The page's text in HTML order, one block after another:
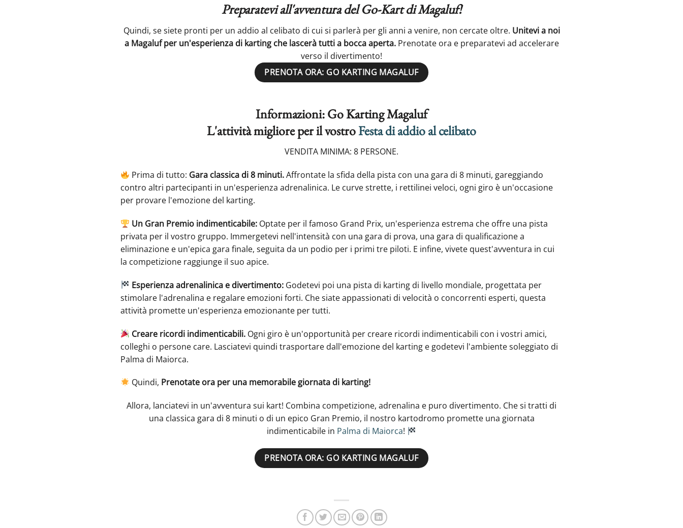
Preparatevi all'avventura del Go-Kart di Magaluf!
Quindi, se siete pronti per un addio al celibato di cui si parlerà per gli anni a venire, non cercate oltre. Unitevi a noi
a Magaluf per un'esperienza di karting che lascerà tutti a bocca aperta.Prenotate ora e preparatevi ad accelerare
verso il divertimento!
PRENOTA ORA: GO KARTING MAGALUF
Informazioni: Go Karting Magaluf
L'attività migliore per il vostroFesta di addio al celibato
VENDITA MINIMA: 8 PERSONE.
Prima di tutto: Gara classica di 8 minuti.Affrontate la sfida della pista con una gara di 8 minuti, gareggiando
contro altri partecipanti in un'esperienza adrenalinica. Le curve strette, i rettilinei veloci, ogni giro è un'occasione
per provare l'emozione del karting.
Un Gran Premio indimenticabile: Optate per il famoso Grand Prix, un'esperienza estrema che offre una pista
privata per il vostro gruppo. Immergetevi nell'intensità con una gara di prova, una gara di qualificazione a
eliminazione e un'epica gara finale, seguita da un podio per i primi tre piloti. E infine, vivete quest'avventura in cui
la competizione raggiunge il suo apice.
Esperienza adrenalinica e divertimento: Godetevi poi una pista di karting di livello mondiale, progettata per
stimolare l'adrenalina e regalare emozioni forti. Che siate appassionati di velocità o concorrenti esperti, questa
attività promette un'esperienza emozionante per tutti.
Creare ricordi indimenticabili. Ogni giro è un'opportunità per creare ricordi indimenticabili con i vostri amici,
colleghi o persone care. Lasciatevi quindi trasportare dall'emozione del karting e godetevi l'ambiente soleggiato di
Palma di Maiorca.
Quindi, Prenotate ora per una memorabile giornata di karting!
Allora, lanciatevi in un'avventura sui kart! Combina competizione, adrenalina e puro divertimento. Che si tratti di
una classica gara di 8 minuti o di un epico Gran Premio, il nostro kartodromo promette una giornata
indimenticabile in Palma di Maiorca!
PRENOTA ORA: GO KARTING MAGALUF